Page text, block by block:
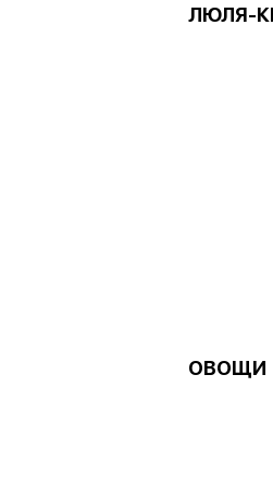
ЛЮЛЯ-
ОВОЩИ